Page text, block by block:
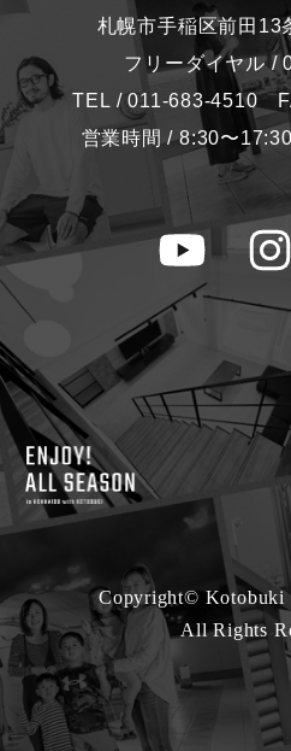
札幌市手稲区前田13
フリーダイヤル /
TEL / 011-683-4510
営業時間 / 8:30〜
Copyright© Kotobuki
All Rights